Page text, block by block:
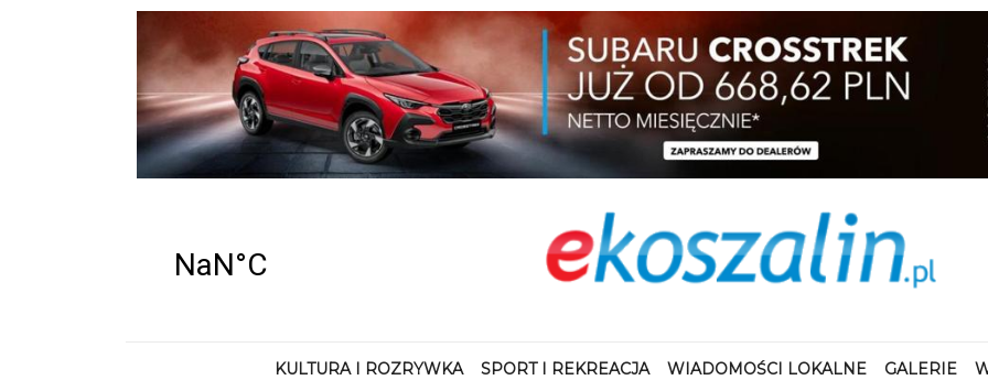
KULTURA I ROZRYWKA SPORT I REKREACJA WIADOMOŚCI LOKALNE GALERIE